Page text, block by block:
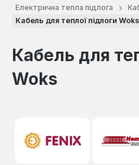
Електрична тепла підлога
Кабель для теплої підлоги Woks
Кабель для
Woks